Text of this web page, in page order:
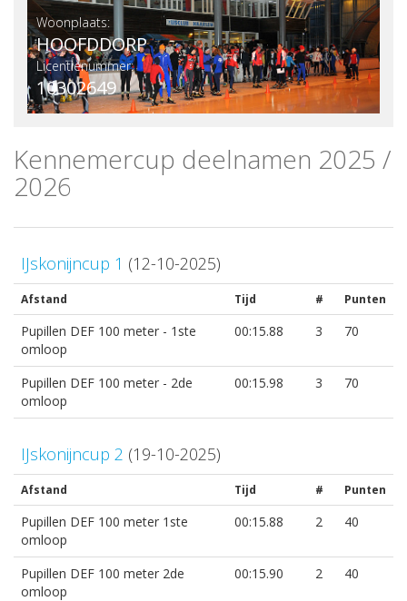
Woonplaats:
HOOFDDORP
Licentienummer:
10302649
Kennemercup deelnamen 2025 /
2026
IJskonijncup 1 (12-10-2025)
Afstand Tijd # Punten
Pupillen DEF 100 meter - 1ste
omloop
00:15.88 3 70
Pupillen DEF 100 meter - 2de
omloop
00:15.98 3 70
IJskonijncup 2 (19-10-2025)
Afstand Tijd # Punten
Pupillen DEF 100 meter 1ste
omloop
00:15.88 2 40
Pupillen DEF 100 meter 2de
omloop
00:15.90 2 40